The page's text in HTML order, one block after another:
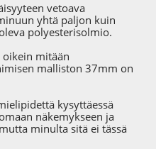
vetoava
yhtä paljon kuin
polyesterisolmio.
oikein mitään
malliston 37mm on
kysyttäessä
näkemykseen ja
minulta sitä ei tässä